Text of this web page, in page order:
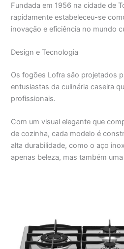
Fundada em 1956 na cidade de
rapidamente estabeleceu-se
inovação e eficiência no mundo
Design e Tecnologia
Os fogões Lofra são projetados
entusiastas da culinária caseira
profissionais.
Com um visual elegante que
de cozinha, cada modelo é
alta durabilidade, como o aço
apenas beleza, mas também